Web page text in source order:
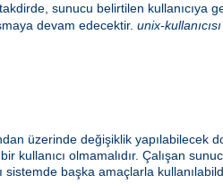
takdirde, sunucu belirtilen
devam edecektir. unix-kullanıcısı
üzerinde değişiklik yapılabilecek
kullanıcı olmamalıdır. Çalışan
sistemde başka amaçlarla